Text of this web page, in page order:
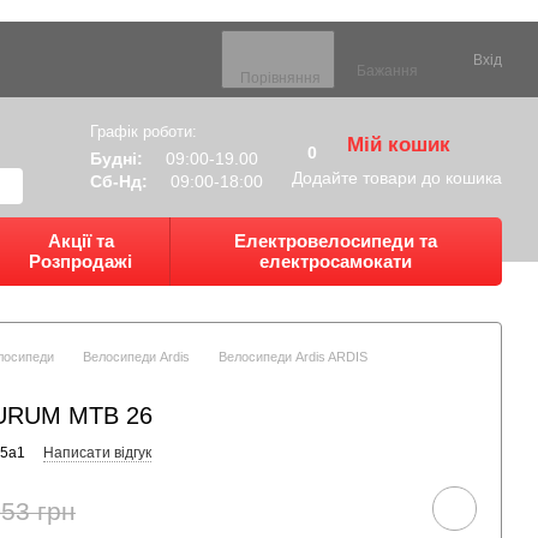
Порівняння
Бажання
Вхід
Графік роботи:
Будні:
09:00-19.00
Сб-Нд:
09:00-18:00
0 Мій кошик
Додайте товари до кошика
Акції та
Розпродажі
Електровелосипеди та
електросамокати
Велосипеди Ardis
Велосипеди Ardis ARDIS
MTB 26
Написати відгук
грн